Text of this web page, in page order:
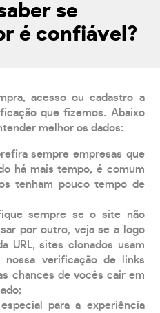
se
é confiável?
acesso ou cadastro a
que fizemos. Abaixo
melhor os dados:
sempre empresas que
há mais tempo, é comum
tenham pouco tempo de
sempre se o site não
por outro, veja se a logo
URL, sites clonados usam
nossa verificação de links
chances de vocês cair em
para a experiência